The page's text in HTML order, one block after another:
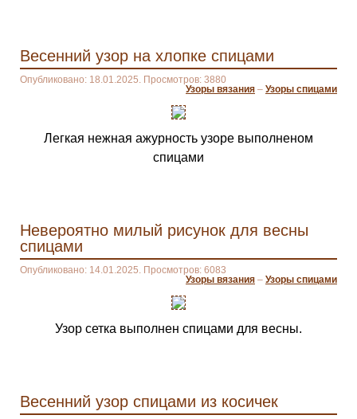
Весенний узор на хлопке спицами
Опубликовано: 18.01.2025. Просмотров: 3880
Узоры вязания – Узоры спицами
Легкая нежная ажурность узоре выполненом
спицами
Невероятно милый рисунок для весны
спицами
Опубликовано: 14.01.2025. Просмотров: 6083
Узоры вязания – Узоры спицами
Узор сетка выполнен спицами для весны.
Весенний узор спицами из косичек